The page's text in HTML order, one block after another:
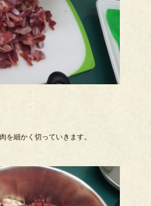
を細かく切っていきます。